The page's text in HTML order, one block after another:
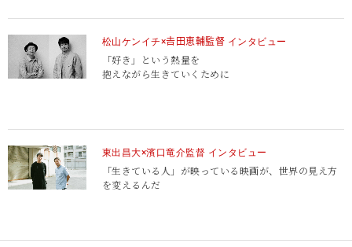
松山ケンイチ×𠮷田恵輔監督 インタビュー
「好き」という熱量を
抱えながら生きていくために
東出昌大×濱口竜介監督 インタビュー
「生きている人」が映っている映画が、世界の見え方
を変えるんだ